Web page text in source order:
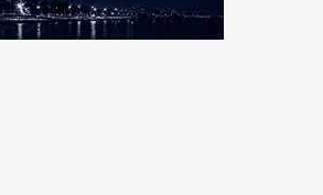
Η πρόκριση είναι